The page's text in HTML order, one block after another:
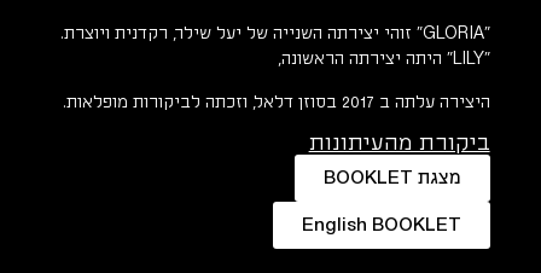
״GLORIA״ זוהי יצירתה השנייה של יעל שילר, רקדנית ויוצרת.
״LILY״ היתה יצירתה הראשונה,
היצירה עלתה ב 2017 בסוזן דלאל, וזכתה לביקורות מופלאות.
ביקורת מהעיתונות
מצגת BOOKLET
English BOOKLET